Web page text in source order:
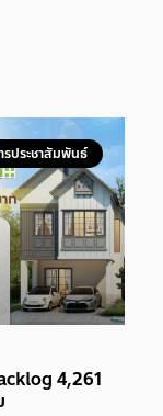
รประชาสัมพันธ์
4,261